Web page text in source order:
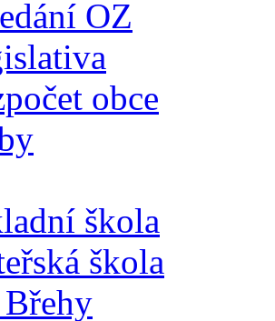
OZ
obce
škola
škola